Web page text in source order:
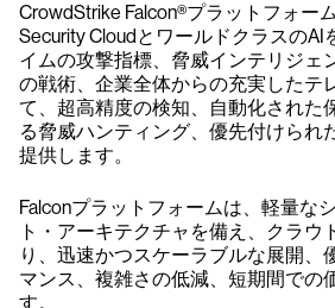
CrowdStrike Falcon®プラットフォー
Security CloudとワールドクラスのAI
イムの攻撃指標、脅威インテリジェ
の戦術、企業全体からの充実したテ
て、超高精度の検知、自動化された
る脅威ハンティング、優先付けられ
提供します。
Falconプラットフォームは、軽量な
ト・アーキテクチャを備え、クラウ
り、迅速かつスケーラブルな展開、
マンス、複雑さの低減、短期間での
す。